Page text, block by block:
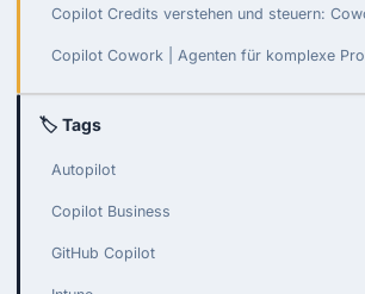
Copilot Credits verstehen und steuern:
Copilot Cowork | Agenten für komplexe
🏷 Tags
Autopilot
Copilot Business
GitHub Copilot